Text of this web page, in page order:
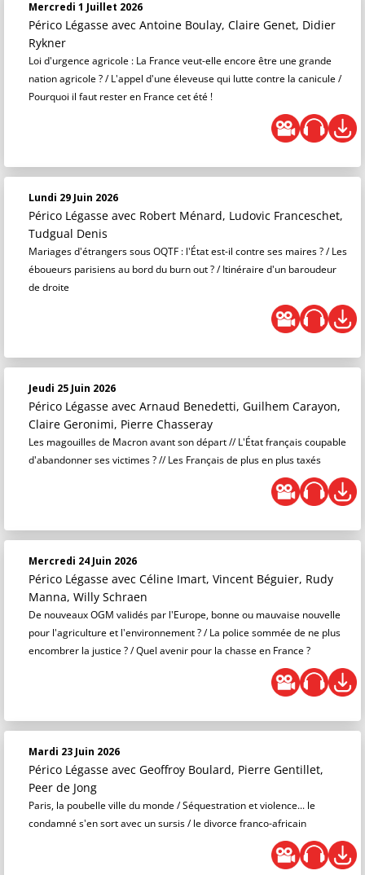
Mercredi 1 Juillet 2026
Périco Légasse avec Antoine Boulay, Claire Genet, Didier
Rykner
Loi d'urgence agricole : La France veut-elle encore être une grande
nation agricole ? / L'appel d'une éleveuse qui lutte contre la canicule /
Pourquoi il faut rester en France cet été !
Lundi 29 Juin 2026
Périco Légasse avec Robert Ménard, Ludovic Franceschet,
Tudgual Denis
Mariages d'étrangers sous OQTF : l'État est-il contre ses maires ? / Les
éboueurs parisiens au bord du burn out ? / Itinéraire d'un baroudeur
de droite
Jeudi 25 Juin 2026
Périco Légasse avec Arnaud Benedetti, Guilhem Carayon,
Claire Geronimi, Pierre Chasseray
Les magouilles de Macron avant son départ // L'État français coupable
d'abandonner ses victimes ? // Les Français de plus en plus taxés
Mercredi 24 Juin 2026
Périco Légasse avec Céline Imart, Vincent Béguier, Rudy
Manna, Willy Schraen
De nouveaux OGM validés par l'Europe, bonne ou mauvaise nouvelle
pour l'agriculture et l'environnement ? / La police sommée de ne plus
encombrer la justice ? / Quel avenir pour la chasse en France ?
Mardi 23 Juin 2026
Périco Légasse avec Geoffroy Boulard, Pierre Gentillet,
Peer de Jong
Paris, la poubelle ville du monde / Séquestration et violence... le
condamné s'en sort avec un sursis / le divorce franco-africain